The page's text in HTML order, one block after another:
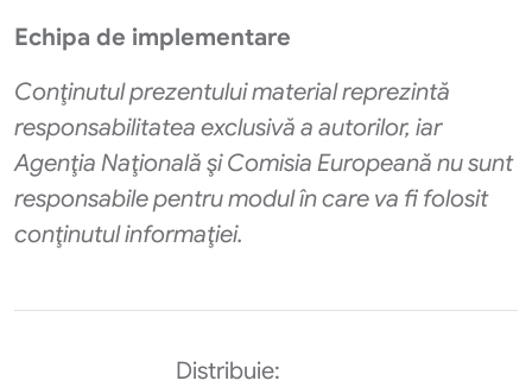
Echipa de implementare
Conţinutul prezentului material reprezintă
responsabilitatea exclusivă a autorilor, iar
Agenţia Naţională şi Comisia Europeană nu sunt
responsabile pentru modul în care va fi folosit
conţinutul informaţiei.
Distribuie: